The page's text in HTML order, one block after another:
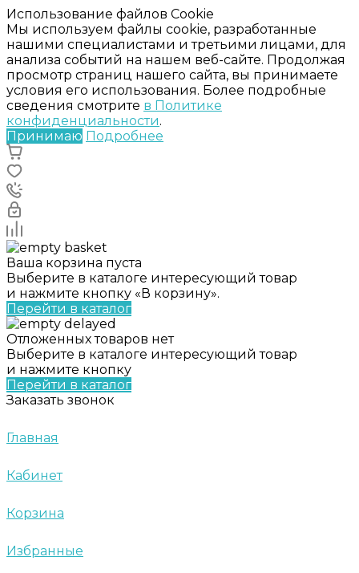
Использование файлов Cookie
Мы используем файлы cookie, разработанные
нашими специалистами и третьими лицами, для
анализа событий на нашем веб-сайте. Продолжая
просмотр страниц нашего сайта, вы принимаете
условия его использования. Более подробные
сведения смотрите в Политике
конфиденциальности.
Принимаю Подробнее
Ваша корзина пуста
Выберите в каталоге интересующий товар
и нажмите кнопку «В корзину».
Перейти в каталог
Отложенных товаров нет
Выберите в каталоге интересующий товар
и нажмите кнопку
Перейти в каталог
Заказать звонок
Главная
Кабинет
Корзина
Избранные